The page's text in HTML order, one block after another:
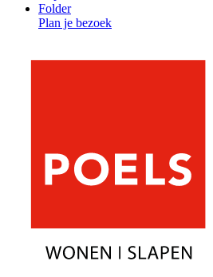
Folder
Plan je bezoek